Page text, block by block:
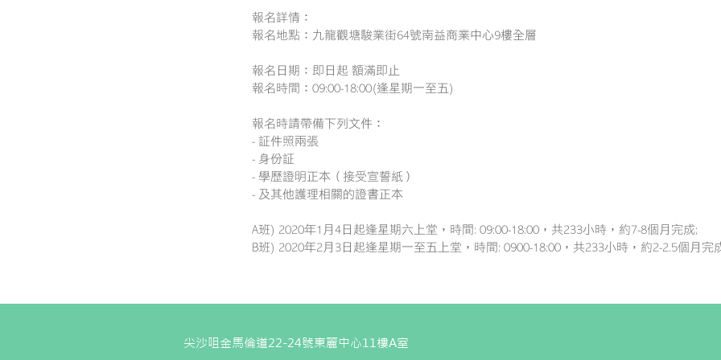
報名詳情：
報名地點：九龍觀塘駿業街64號南益商業中心9樓全層
報名日期：即日起 額滿即止
報名時間：09:00-18:00(逢星期一至五)
報名時請帶備下列文件：
- 証件照兩張
- 身份証
- 學歷證明正本（接受宣誓紙）
- 及其他護理相關的證書正本
A班) 2020年1月4日起逢星期六上堂，時間: 09:00-18:00，共233小時，約7-8個月完成;
B班) 2020年2月3日起逢星期一至五上堂，時間: 0900-18:00，共233小時，約2-2.5個月完
尖沙咀金馬倫道22-24號東麗中心11樓A室